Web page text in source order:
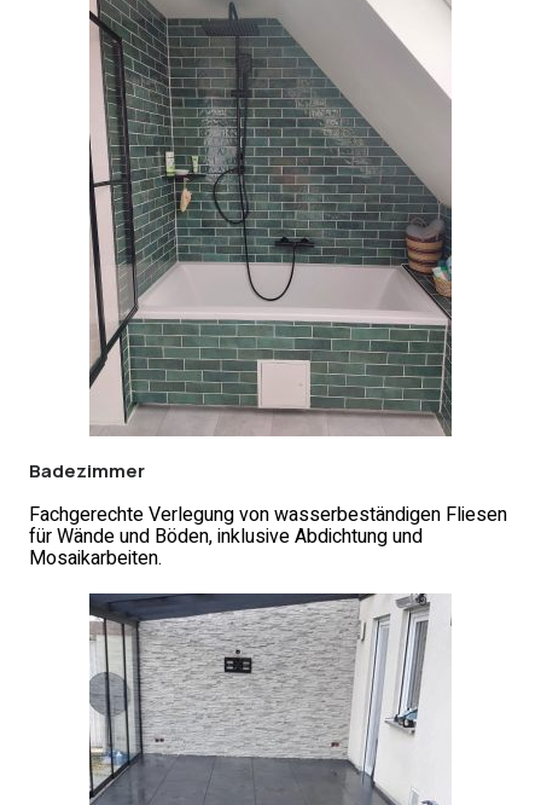
Badezimmer
Fachgerechte Verlegung von wasserbeständigen Fliesen
für Wände und Böden, inklusive Abdichtung und
Mosaikarbeiten.